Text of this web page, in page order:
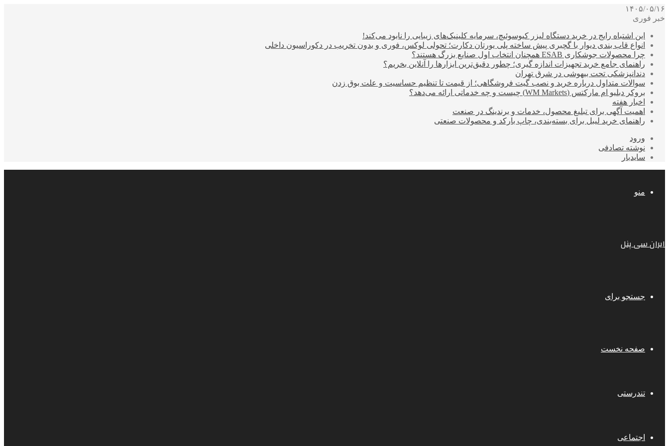
۱۴۰۵/۰۵/۱۶
خبر فوری
این اشتباه رایج در خرید دستگاه لیزر کیوسوئیچ، سرمایه کلینیک‌های زیبایی را نابود می‌کند!
انواع قاب بندی دیوار با گچبری پیش ساخته پلی یورتان دکارت؛ تحولی لوکس، فوری و بدون تخریب در دکوراسیون داخلی
چرا محصولات جوشکاری ESAB همچنان انتخاب اول صنایع بزرگ هستند؟
راهنمای جامع خرید تجهیزات اندازه گیری؛ چطور دقیق‌ترین ابزارها را آنلاین بخریم؟
دندانپزشکی تحت بیهوشی در شرق تهران
سوالات متداول درباره خرید و نصب گیت فروشگاهی؛ از قیمت تا تنظیم حساسیت و علت بوق زدن
بروکر دبلیو ام مارکتس (WM Markets) چیست و چه خدماتی ارائه می‌دهد؟
اخبار هفته
اهمیت آگهی برای تبلیغ محصول، خدمات و برندینگ در صنعت
راهنمای خرید لیبل برای بسته‌بندی، چاپ بارکد و محصولات صنعتی
ورود
نوشته تصادفی
سایدبار
منو
ایران سی پنل
جستجو برای
صفحه نخست
تندرستی
اجتماعی